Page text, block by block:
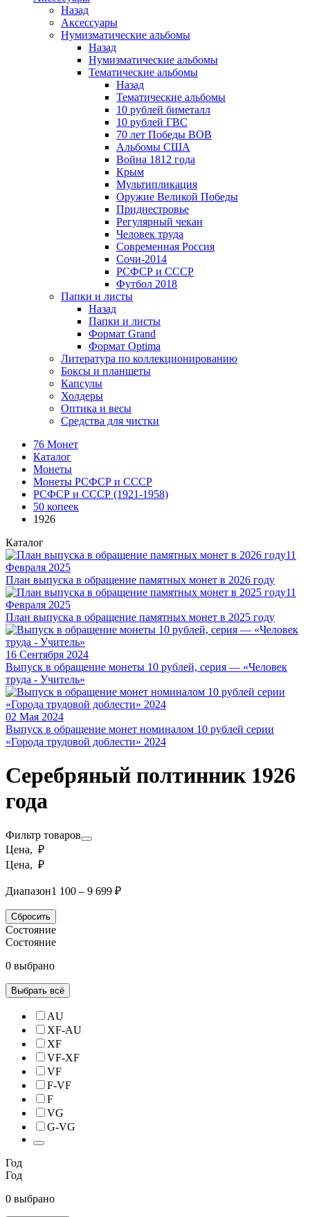
Назад
Аксессуары
Нумизматические альбомы
Назад
Нумизматические альбомы
Тематические альбомы
Назад
Тематические альбомы
10 рублей биметалл
10 рублей ГВС
70 лет Победы ВОВ
Альбомы США
Война 1812 года
Крым
Мультипликация
Оружие Великой Победы
Приднестровье
Регулярный чекан
Человек труда
Современная Россия
Сочи-2014
РСФСР и СССР
Футбол 2018
Папки и листы
Назад
Папки и листы
Формат Grand
Формат Optima
Литература по коллекционированию
Боксы и планшеты
Капсулы
Холдеры
Оптика и весы
Средства для чистки
76 Монет
Каталог
Монеты
Монеты РСФСР и СССР
РСФСР и СССР (1921-1958)
50 копеек
1926
Каталог
11
Февраля 2025
План выпуска в обращение памятных монет в 2026 году
11
Февраля 2025
План выпуска в обращение памятных монет в 2025 году
16 Сентября 2024
Выпуск в обращение монеты 10 рублей, серия — «Человек
труда - Учитель»
02 Мая 2024
Выпуск в обращение монет номиналом 10 рублей серии
«Города трудовой доблести» 2024
Серебряный полтинник 1926
года
Фильтр товаров
Цена, ₽
Цена, ₽
Диапазон1 100 – 9 699 ₽
Сбросить
Состояние
Состояние
0 выбрано
Выбрать всё
AU
XF-AU
XF
VF-XF
VF
F-VF
F
VG
G-VG
Год
Год
0 выбрано